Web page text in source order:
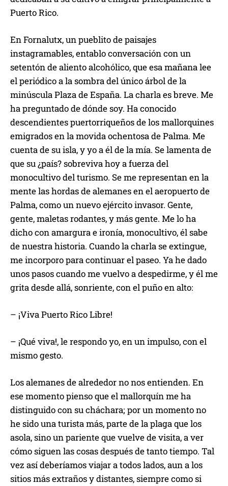
Puerto Rico.
En Fornalutx, un pueblito de paisajes
instagramables, entablo conversación con un
setentón de aliento alcohólico, que esa mañana lee
el periódico a la sombra del único árbol de la
minúscula Plaza de España. La charla es breve. Me
ha preguntado de dónde soy. Ha conocido
descendientes puertorriqueños de los mallorquines
emigrados en la movida ochentosa de Palma. Me
cuenta de su isla, y yo a él de la mía. Se lamenta de
que su ¿país? sobreviva hoy a fuerza del
monocultivo del turismo. Se me representan en la
mente las hordas de alemanes en el aeropuerto de
Palma, como un nuevo ejército invasor. Gente,
gente, maletas rodantes, y más gente. Me lo ha
dicho con amargura e ironía, monocultivo, él sabe
de nuestra historia. Cuando la charla se extingue,
me incorporo para continuar el paseo. Ya he dado
unos pasos cuando me vuelvo a despedirme, y él me
grita desde allá, sonriente, con el puño en alto:
– ¡Viva Puerto Rico Libre!
– ¡Qué viva!, le respondo yo, en un impulso, con el
mismo gesto.
Los alemanes de alrededor no nos entienden. En
ese momento pienso que el mallorquín me ha
distinguido con su cháchara; por un momento no
he sido una turista más, parte de la plaga que los
asola, sino un pariente que vuelve de visita, a ver
cómo siguen las cosas después de tanto tiempo. Tal
vez así deberíamos viajar a todos lados, aun a los
sitios más extraños y distantes, siempre como si